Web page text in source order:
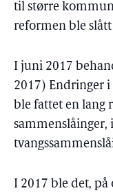
til større
reformen ble slått
I juni 2017
2017) Endringer
ble fattet en lang
I 2017 ble det,